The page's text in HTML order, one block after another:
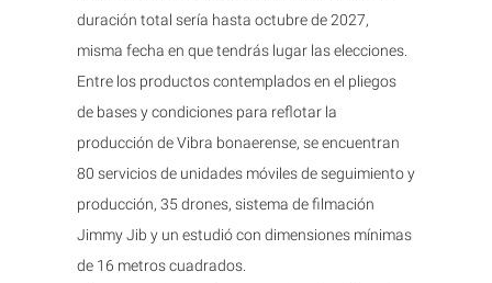
duración total sería hasta octubre de 2027,
misma fecha en que tendrás lugar las elecciones.
Entre los productos contemplados en el pliegos
de bases y condiciones para reflotar la
producción de Vibra bonaerense, se encuentran
80 servicios de unidades móviles de seguimiento y
producción, 35 drones, sistema de filmación
Jimmy Jib y un estudió con dimensiones mínimas
de 16 metros cuadrados.